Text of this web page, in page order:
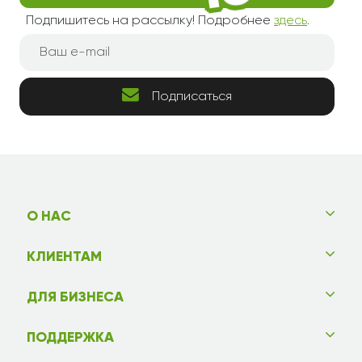
Подпишитесь на рассылку! Подробнее здесь.
Подписаться
О НАС
КЛИЕНТАМ
ДЛЯ БИЗНЕСА
ПОДДЕРЖКА